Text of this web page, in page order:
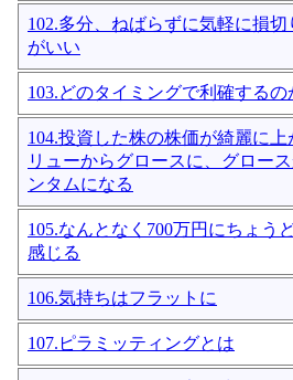
102.多分、ねばらずに気軽に損切
がいい
103.どのタイミングで利確するの
104.投資した株の株価が綺麗に上
リューからグロースに、グロー
ンタムになる
105.なんとなく700万円にちょう
感じる
106.気持ちはフラットに
107.ピラミッティングとは